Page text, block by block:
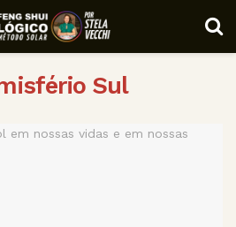
Sul